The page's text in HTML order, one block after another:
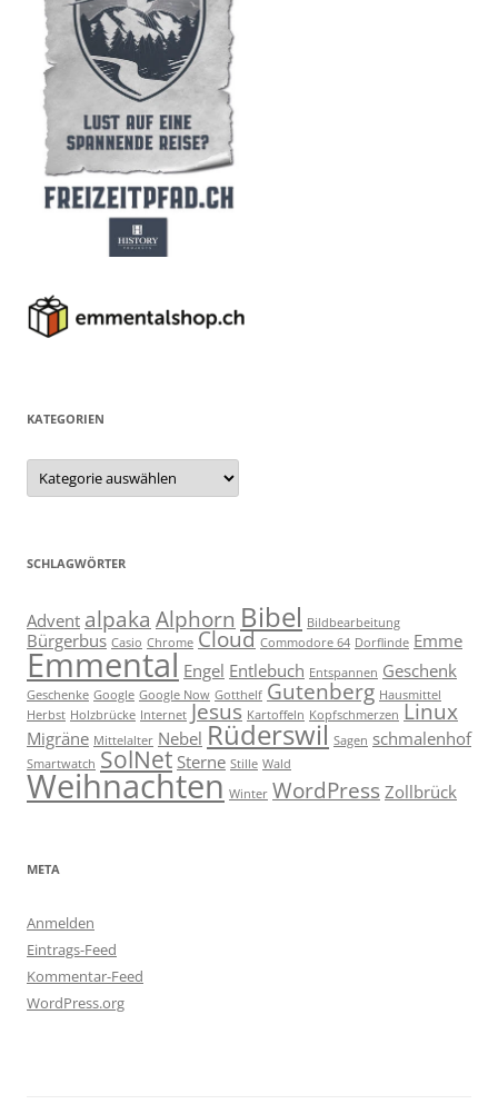
KATEGORIEN
Kategorien
SCHLAGWÖRTER
Advent alpaka Alphorn Bibel Bildbearbeitung
Bürgerbus Casio Chrome Cloud Commodore 64 Dorflinde Emme
Emmental Engel Entlebuch Entspannen Geschenk
Geschenke Google Google Now Gotthelf Gutenberg Hausmittel
Herbst Holzbrücke Internet Jesus Kartoffeln Kopfschmerzen Linux
Migräne Mittelalter Nebel Rüderswil Sagen schmalenhof
Smartwatch SolNet Sterne Stille Wald
Weihnachten Winter WordPress Zollbrück
META
Anmelden
Eintrags-Feed
Kommentar-Feed
WordPress.org